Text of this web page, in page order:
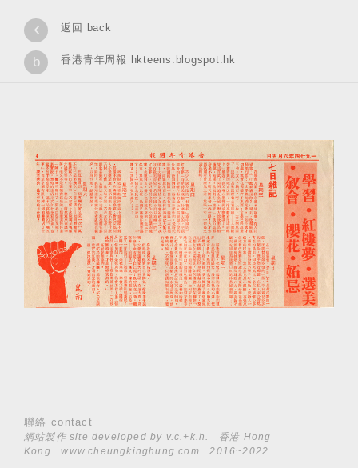
‹ 返回 back
b 香港青年周報 hkteens.blogspot.hk
聯絡 contact
網站製作 site developed by v.c.+k.h.
香港 Hong
Kongwww.cheungkinghung.com 2016~2022